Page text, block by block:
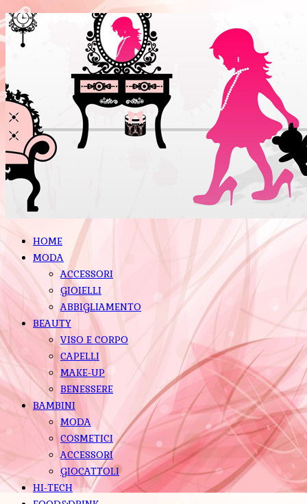
HOME
MODA
ACCESSORI
GIOIELLI
ABBIGLIAMENTO
BEAUTY
VISO E CORPO
CAPELLI
MAKE-UP
BENESSERE
BAMBINI
MODA
COSMETICI
ACCESSORI
GIOCATTOLI
HI-TECH